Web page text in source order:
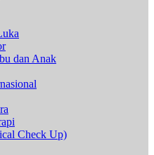
dan Anak
Check Up)